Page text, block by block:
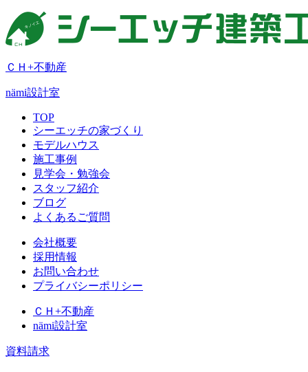
ＣＨ+不動産
nämi設計室
TOP
シーエッチの家づくり
モデルハウス
施工事例
見学会・勉強会
スタッフ紹介
ブログ
よくあるご質問
会社概要
採用情報
お問い合わせ
プライバシーポリシー
ＣＨ+不動産
nämi設計室
資料請求